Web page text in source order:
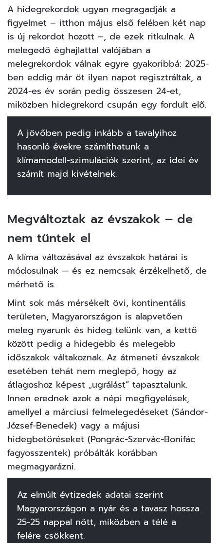
A hidegrekordok ugyan megragadják a
figyelmet – itthon május első felében két nap
is új rekordot hozott –, de ezek ritkulnak. A
melegedő éghajlattal valójában a
melegrekordok válnak egyre gyakoribbá: 2025-
ben eddig már öt ilyen napot regisztráltak, a
2024-es év során pedig összesen 24-et,
miközben hidegrekord csupán egy fordult elő.
A jövőben pedig inkább a tavalyihoz
hasonló évekre számíthatunk a
klímamodell-szimulációk szerint, az idei év
számít majd kivételnek.
Megváltoztak az évszakok – de
nem tűntek el
A klíma változásával az évszakok határai is
módosulnak — és ez nemcsak érzékelhető, de
mérhető is.
Mint sok más mérsékelt övi, kontinentális
területen, Magyarországon is alapvetően
meleg nyarunk és hideg telünk van, a kettő
között pedig a hidegebb és melegebb
időszakok váltakoznak. Az átmeneti évszakok
esetében tehát nem meglepő, hogy az
átlagoshoz képest „ugrálást” tapasztalunk.
Innen erednek azok a népi megfigyelések,
amellyel a márciusi felmelegedéseket (Sándor-
József-Benedek) vagy a májusi
hidegbetöréseket (Pongrác-Szervác-Bonifác
fagyosszentek) próbálták korábban
megmagyarázni.
Az elmúlt évtizedek adatai szerint
Magyarországon a nyár és a tavasz hossza
25-25 nappal nőtt, miközben a télé a
felére csökkent.